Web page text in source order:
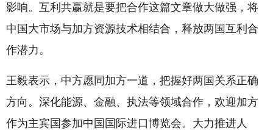
影响。互利共赢就是要把合作这篇文章做大做强，将
中国大市场与加方资源技术相结合，释放两国互利合
作潜力。
王毅表示，中方愿同加方一道，把握好两国关系正确
方向。深化能源、金融、执法等领域合作，欢迎加方
作为主宾国参加中国国际进口博览会。大力推进人